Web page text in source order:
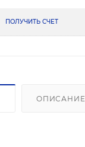
ПОЛУЧИТЬ СЧЕТ
ОПИСАНИЕ